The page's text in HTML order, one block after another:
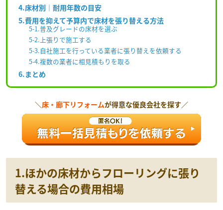
4.床材別｜耐用年数の目安
5.費用を抑えて予算内で床材を張り替える方法
5-1.普及グレードの床材を選ぶ
5-2.上張りで施工する
5-3.自社施工を行っている業者に張り替えを依頼する
5-4.複数の業者に相見積もりを取る
6.まとめ
＼ 床・廊下リフォームが得意な優良会社を探す／
1.ほかの床材からフローリングに張り
替える場合の費用相場